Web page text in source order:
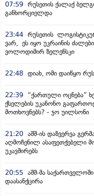
07:59 რუსეთის ქალაქ
განხორციელდა
23:44 რუსეთის
ვარ, ეს იყო უკრაინის
ვოლოდიმირ ზელენსკი
22:48 დიახ, ომი დაიწყო
22:39
“ქართული ოცნება”
ქსელების უკანონო
მოთხოვნებს? - ჯო უილსონი
21:20 აშშ-ის დაზვერვა
აღმოჩენილ ასაფეთქებელი
უკავშირებს
20:55 აშშ-მა
დაასანქცირა